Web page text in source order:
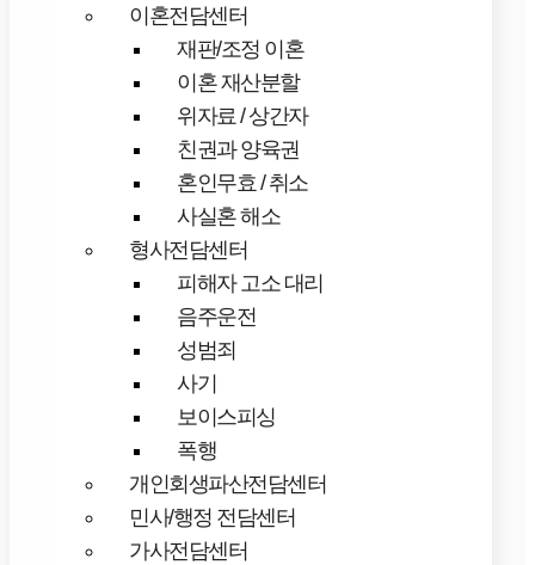
이혼전담센터
재판/조정 이혼
이혼 재산분할
위자료 / 상간자
친권과 양육권
혼인무효 / 취소
사실혼 해소
형사전담센터
피해자 고소 대리
음주운전
성범죄
사기
보이스피싱
폭행
개인회생파산전담센터
민사/행정 전담센터
가사전담센터